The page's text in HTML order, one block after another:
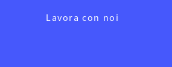
Lavora con noi